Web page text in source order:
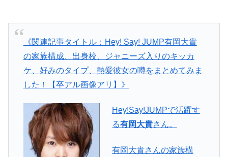
《関連記事タイトル：Hey! Say! JUMP有岡大貴
の家族構成、出身校、ジャニーズ入りのキッカ
ケ、好みのタイプ、熱愛彼女の噂をまとめてみま
した！【卒アル画像アリ】》
Hey!Say!JUMPで活躍す
る有岡大貴さん。
有岡大貴さんの家族構